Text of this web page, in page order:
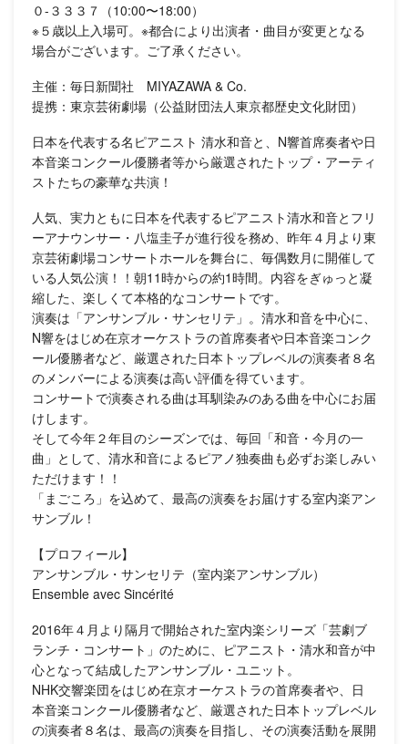
０-３３３７（10:00〜18:00）
※５歳以上入場可。※都合により出演者・曲目が変更となる
場合がございます。ご了承ください。
主催：毎日新聞社 MIYAZAWA & Co.
提携：東京芸術劇場（公益財団法人東京都歴史文化財団）
日本を代表する名ピアニスト 清水和音と、N響首席奏者や日
本音楽コンクール優勝者等から厳選されたトップ・アーティ
ストたちの豪華な共演！
人気、実力ともに日本を代表するピアニスト清水和音とフリ
ーアナウンサー・八塩圭子が進行役を務め、昨年４月より東
京芸術劇場コンサートホールを舞台に、毎偶数月に開催して
いる人気公演！！朝11時からの約1時間。内容をぎゅっと凝
縮した、楽しくて本格的なコンサートです。
演奏は「アンサンブル・サンセリテ」。清水和音を中心に、
N響をはじめ在京オーケストラの首席奏者や日本音楽コンク
ール優勝者など、厳選された日本トップレベルの演奏者８名
のメンバーによる演奏は高い評価を得ています。
コンサートで演奏される曲は耳馴染みのある曲を中心にお届
けします。
そして今年２年目のシーズンでは、毎回「和音・今月の一
曲」として、清水和音によるピアノ独奏曲も必ずお楽しみい
ただけます！！
「まごころ」を込めて、最高の演奏をお届けする室内楽アン
サンブル！
【プロフィール】
アンサンブル・サンセリテ（室内楽アンサンブル）
Ensemble avec Sincérité
2016年４月より隔月で開始された室内楽シリーズ「芸劇ブ
ランチ・コンサート」のために、ピアニスト・清水和音が中
心となって結成したアンサンブル・ユニット。
NHK交響楽団をはじめ在京オーケストラの首席奏者や、日
本音楽コンクール優勝者など、厳選された日本トップレベル
の演奏者８名は、最高の演奏を目指し、その演奏活動を展開